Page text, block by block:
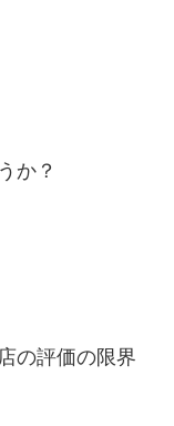
か？
の評価の限界